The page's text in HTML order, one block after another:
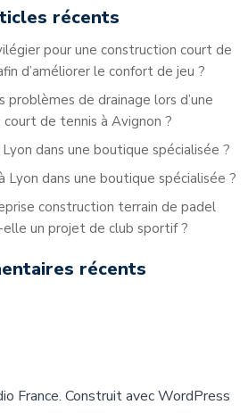
récents
pour une construction court de
d’améliorer le confort de jeu ?
de drainage lors d’une
de tennis à Avignon ?
dans une boutique spécialisée ?
Lyon dans une boutique spécialisée ?
construction terrain de padel
un projet de club sportif ?
récents
France. Construit avec WordPress